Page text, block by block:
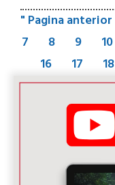
" Pagina anterior
7
8 9 10
16
17 18